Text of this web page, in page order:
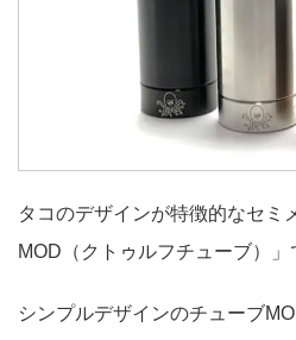
タコのデザインが特徴的なセミ
MOD（クトゥルフチューブ）」
シンプルデザインのチューブ